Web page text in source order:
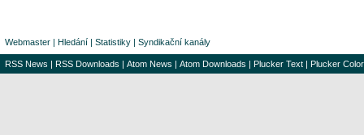
Webmaster | Hledání | Statistiky | Syndikační kanály
RSS News | RSS Downloads | Atom News | Atom Downloads | Plucker Text | Plucker Color